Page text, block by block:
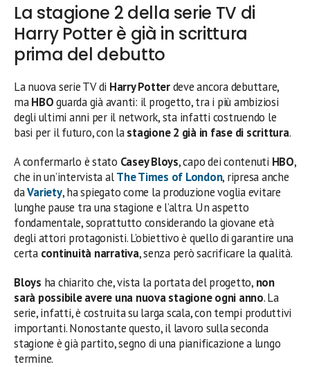
La stagione 2 della serie TV di
Harry Potter è già in scrittura
prima del debutto
La nuova serie TV di Harry Potterdeve ancora debuttare,
maHBOguarda già avanti: il progetto, tra i più ambiziosi
degli ultimi anni per il network, sta infatti costruendo le
basi per il futuro, con lastagione 2 già in fase di scrittura.
A confermarlo è stato Casey Bloys, capo dei contenuti HBO,
che in un’intervista alThe Times of London, ripresa anche
daVariety, ha spiegato come la produzione voglia evitare
lunghe pause tra una stagione e l’altra. Un aspetto
fondamentale, soprattutto considerando la giovane età
degli attori protagonisti. L’obiettivo è quello di garantire una
certacontinuità narrativa, senza però sacrificare la qualità.
Bloys ha chiarito che, vista la portata del progetto, non
sarà possibile avere una nuova stagione ogni anno. La
serie, infatti, è costruita su larga scala, con tempi produttivi
importanti. Nonostante questo, il lavoro sulla seconda
stagione è già partito, segno di una pianificazione a lungo
termine.